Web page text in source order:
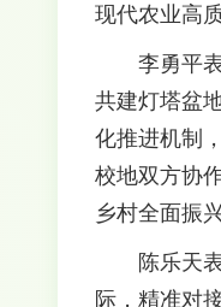
现代农业高
李勇平
共建灯塔盆
化推进机制
校地双方协
乡村全面振
陈乐天
际，精准对